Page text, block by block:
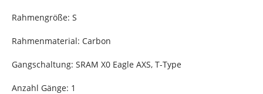
Rahmengröße: S
Rahmenmaterial: Carbon
Gangschaltung: SRAM X0 Eagle AXS, T-Type
Anzahl Gänge: 1